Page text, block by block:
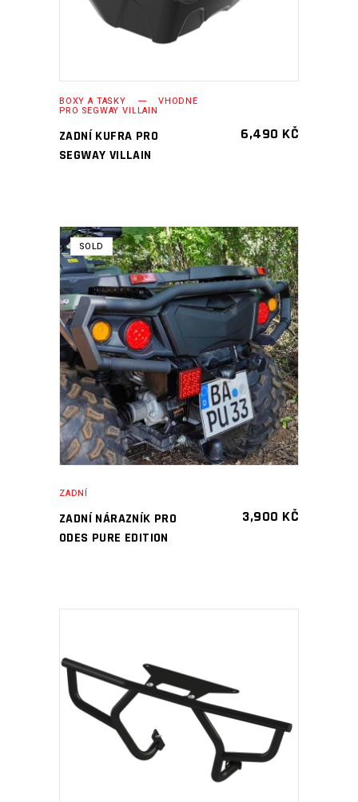
BOXY A TAŠKY VHODNÉ
PRO SEGWAY VILLAIN
ZADNÍ KUFRA PRO
SEGWAY VILLAIN
6,490 KČ
SOLD
ČTĚTE VÍCE
ZADNÍ
ZADNÍ NÁRAZNÍK PRO
ODES PURE EDITION
3,900 KČ
PŘIDAT DO KOŠÍKU